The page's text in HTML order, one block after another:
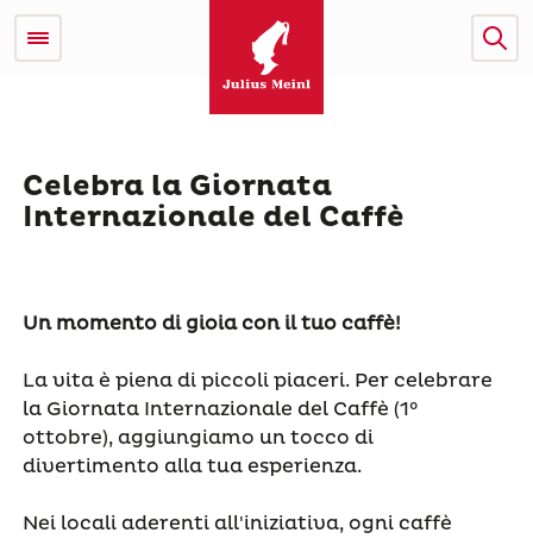
Celebra la Giornata
Internazionale del Caffè
Un momento di gioia con il tuo caffè!
La vita è piena di piccoli piaceri. Per celebrare
la Giornata Internazionale del Caffè (1°
ottobre), aggiungiamo un tocco di
divertimento alla tua esperienza.
Nei locali aderenti all'iniziativa, ogni caffè